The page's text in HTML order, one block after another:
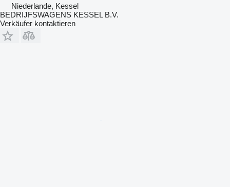
Niederlande, Kessel
BEDRIJFSWAGENS KESSEL B.V.
Verkäufer kontaktieren